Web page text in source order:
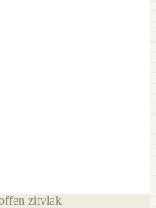
zitvlak